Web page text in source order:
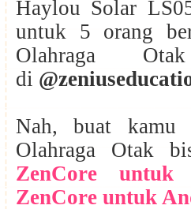
Haylou Solar
untuk 5 orang
Olahraga
di
Nah, buat kamu
Olahraga Otak
ZenCore untuk
ZenCore untuk